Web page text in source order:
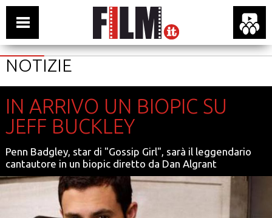
NOTIZIE
IN ARRIVO UN BIOPIC SU
JEFF BUCKLEY
Penn Badgley, star di "Gossip Girl", sarà il leggendario
cantautore in un biopic diretto da Dan Algrant